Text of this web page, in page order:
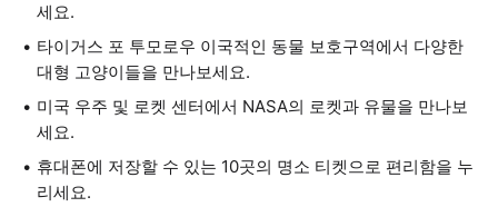
세요.
타이거스 포 투모로우 이국적인 동물 보호구역에서 다양한
대형 고양이들을 만나보세요.
미국 우주 및 로켓 센터에서 NASA의 로켓과 유물을 만나보
세요.
휴대폰에 저장할 수 있는 10곳의 명소 티켓으로 편리함을 누
리세요.